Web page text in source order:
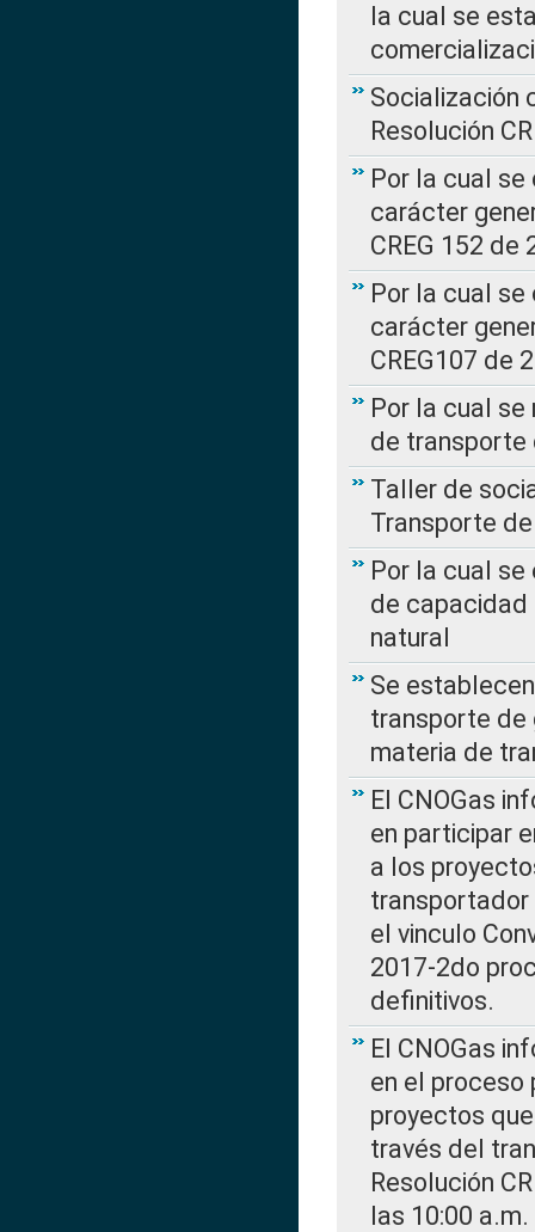
la cual se
Socialización
Resolución
Por la cual
carácter
CREG 152 de
Por la cual
carácter
CREG107 de
Por la cual
de transporte
Taller de
Transporte
Por la cual
de capacidad
natural
Se
transporte de
materia de
El CNOGas
en participar
a los
transportador
el vinculo
2017-2do
definitivos.
El CNOGas
en el proceso
proyectos
través del
Resolución
las 10:00